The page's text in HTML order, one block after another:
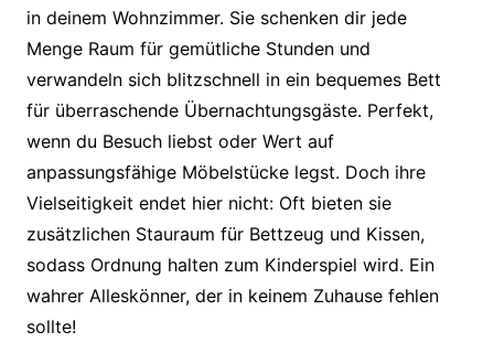
in deinem Wohnzimmer. Sie schenken dir jede
Menge Raum für gemütliche Stunden und
verwandeln sich blitzschnell in ein bequemes Bett
für überraschende Übernachtungsgäste. Perfekt,
wenn du Besuch liebst oder Wert auf
anpassungsfähige Möbelstücke legst. Doch ihre
Vielseitigkeit endet hier nicht: Oft bieten sie
zusätzlichen Stauraum für Bettzeug und Kissen,
sodass Ordnung halten zum Kinderspiel wird. Ein
wahrer Alleskönner, der in keinem Zuhause fehlen
sollte!